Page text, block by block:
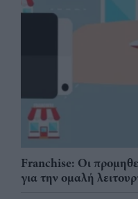
Franchise: Οι
για την ομαλή